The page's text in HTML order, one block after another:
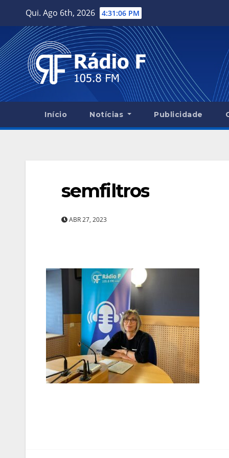
content
Qui. Ago 6th, 2026 4:31:07 PM
Início Notícias Publicidade
semfiltros
ABR 27, 2023